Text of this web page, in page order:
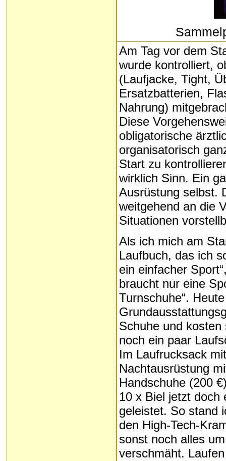
Am Tag vor dem
wurde kontrolliert,
(Laufjacke, Tight,
Ersatzbatterien,
Nahrung)
Diese
obligatorische
organisatorisch
Start zu
wirklich Sinn. Ein
Ausrüstung selbst.
weitgehend an die
Situationen
Als ich mich am
Laufbuch, das ich
ein einfacher
braucht nur eine
Turnschuhe“.
Schuhe und
noch ein paar
Im Laufrucksack
Nachtausrüstung
Handschuhe (200
10 x Biel jetzt doch
geleistet. So stand
den High-Tech-
sonst noch alles
verschmäht.